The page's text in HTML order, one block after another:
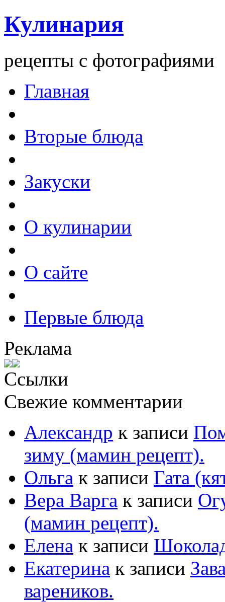
Кулинария
рецепты с фотографиями
Главная
Вторые блюда
Закуски
О кулинарии
О сайте
Первые блюда
Реклама
Ссылки
Свежие комментарии
Александр к записи
зиму (мамин рецепт).
Ольга к записи Гата
Вера Варга к записи
(мамин рецепт).
Елена к записи
Екатерина к записи
вареников.